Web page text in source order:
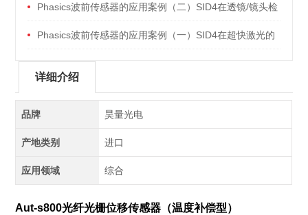
导体/光刻机行业发展！
Phasics波前传感器的应用案例（二）SID4在透镜/镜头检
测方面的解决方案
Phasics波前传感器的应用案例（一）SID4在超快激光的
前沿应用
详细介绍
品牌 昊量光电
产地类别 进口
应用领域 综合
Aut-s800光纤光栅位移传感器（温度补偿型）